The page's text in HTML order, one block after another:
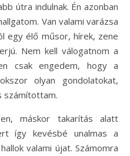
útra indulnak. Én azonban
Van valami varázsa
egy élő műsor, hírek, zene
Nem kell válogatnom a
csak engedem, hogy a
olyan gondolatokat,
számítottam.
máskor takarítás alatt
így kevésbé unalmas a
valami újat. Számomra